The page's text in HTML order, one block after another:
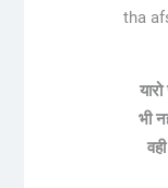
tha
भी